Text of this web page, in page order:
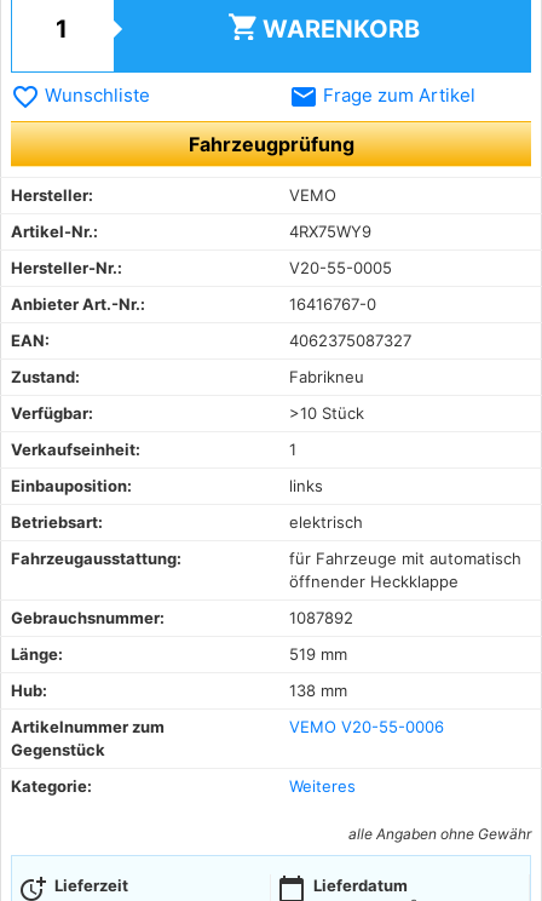
shopping_cart WARENKORB
favorite_border Wunschliste email Frage zum Artikel
Fahrzeugprüfung
Hersteller:
VEMO
Artikel-Nr.:
4RX75WY9
Hersteller-Nr.:
V20-55-0005
Anbieter Art.-Nr.:
16416767-0
EAN:
4062375087327
Zustand:
Fabrikneu
Verfügbar:
>10 Stück
Verkaufseinheit:
1
Einbauposition:
links
Betriebsart:
elektrisch
Fahrzeugausstattung:
für Fahrzeuge mit automatisch
öffnender Heckklappe
Gebrauchsnummer:
1087892
Länge:
519 mm
Hub:
138 mm
Artikelnummer zum
Gegenstück
VEMO V20-55-0006
Kategorie: Weiteres
alle Angaben ohne Gewähr
more_time Lieferzeit
calendar_today Lieferdatum